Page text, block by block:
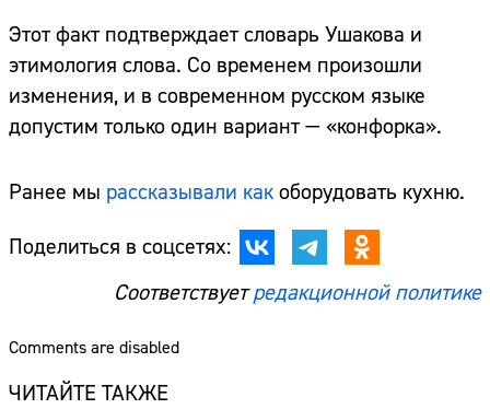
Этот факт подтверждает словарь Ушакова и
этимология слова. Со временем произошли
изменения, и в современном русском языке
допустим только один вариант — «конфорка».
Ранее мы рассказывали как оборудовать кухню.
Поделиться в соцсетях:
Соответствуетредакционной политике
Comments are disabled
ЧИТАЙТЕ ТАКЖЕ